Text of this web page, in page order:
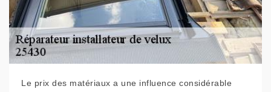
Le prix des matériaux a une influence considérable